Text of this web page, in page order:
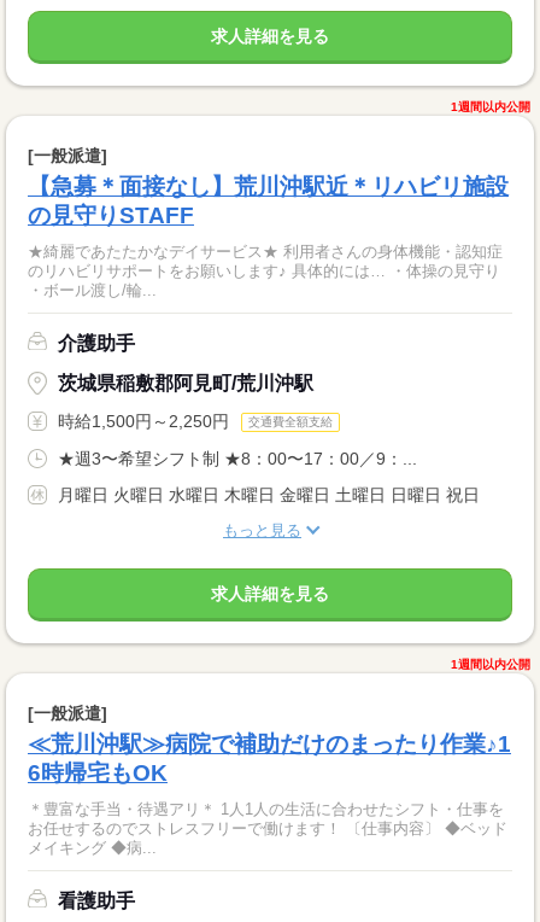
求人詳細を見る
1週間以内公開
[一般派遣]
【急募＊面接なし】荒川沖駅近＊リハビリ施設
の見守りSTAFF
★綺麗であたたかなデイサービス★ 利用者さんの身体機能・認知症
のリハビリサポートをお願いします♪ 具体的には… ・体操の見守り
・ボール渡し/輪...
介護助手
茨城県稲敷郡阿見町/荒川沖駅
時給1,500円～2,250円 交通費全額支給
★週3〜希望シフト制 ★8：00〜17：00／9：...
月曜日 火曜日 水曜日 木曜日 金曜日 土曜日 日曜日 祝日
もっと見る
求人詳細を見る
1週間以内公開
[一般派遣]
≪荒川沖駅≫病院で補助だけのまったり作業♪1
6時帰宅もOK
＊豊富な手当・待遇アリ＊ 1人1人の生活に合わせたシフト・仕事を
お任せするのでストレスフリーで働けます！ 〔仕事内容〕 ◆ベッド
メイキング ◆病...
看護助手